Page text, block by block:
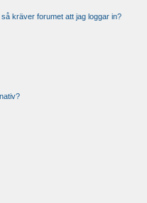
kräver forumet att jag loggar in?